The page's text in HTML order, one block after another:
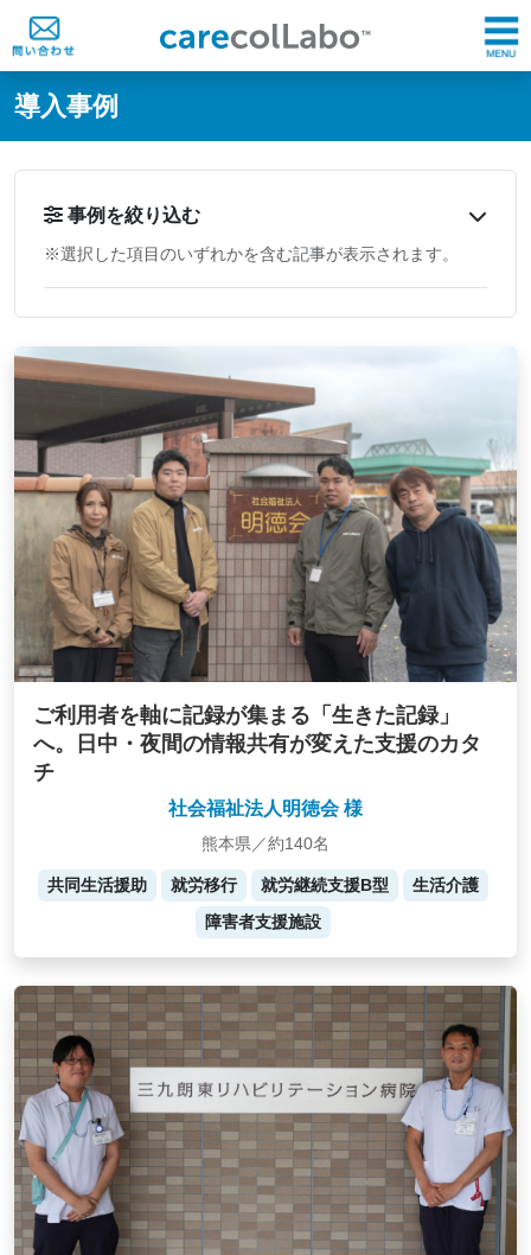
@ -0,0 +1,60 @@
導入事例
事例を絞り込む
※選択した項目のいずれかを含む記事が表示されます。
ご利用者を軸に記録が集まる「生きた記録」
へ。日中・夜間の情報共有が変えた支援のカタ
チ
社会福祉法人明徳会 様
熊本県／約140名
共同生活援助 就労移行 就労継続支援B型
生活介護
障害者支援施設